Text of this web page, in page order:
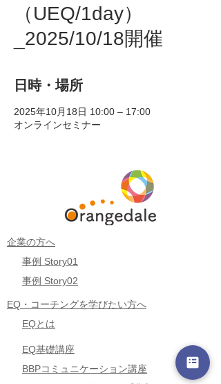
（UEQ/1day）
_2025/10/18開催
日時・場所
2025年10月18日 10:00 – 17:00
オンラインセミナー
企業の方へ
事例 Story01
事例 Story02
EQ・コーチングを学びたい方へ
EQとは
EQ基礎講座
BBPコミュニケーション講座